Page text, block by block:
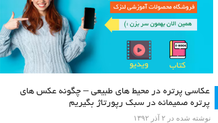
عکاسی پرتره در محیط های طبیعی – چگونه عکس های
پرتره صمیمانه در سبک رپورتاژ بگیریم
نوشته شده در ۲ آذر ۱۳۹۲